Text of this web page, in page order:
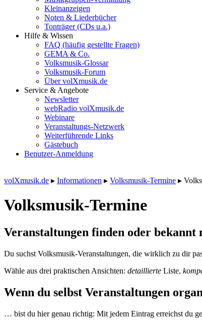
Kleinanzeigen
Noten & Liederbücher
Tonträger (CDs u.a.)
Hilfe & Wissen
FAQ (häufig gestellte Fragen)
GEMA & Co.
Volksmusik-Glossar
Volksmusik-Forum
Über volXmusik.de
Service & Angebote
Newsletter
webRadio volXmusik.de
Webinare
Veranstaltungs-Netzwerk
Weiterführende Links
Gästebuch
Benutzer-Anmeldung
volXmusik.de ▸ Informationen ▸ Volksmusik-Termine ▸
Volksmusik-Termine
Veranstaltungen finden oder bekannt
Du suchst Volksmusik-Veranstaltungen, die wirklich zu dir
Wähle aus drei praktischen Ansichten: detaillierte Liste,
Wenn du selbst Veranstaltungen
… bist du hier genau richtig: Mit jedem Eintrag erreichst du